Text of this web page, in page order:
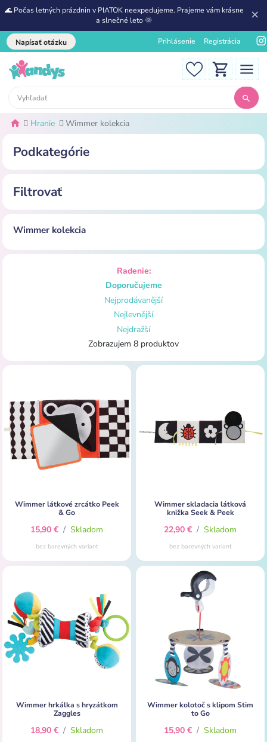
🌊 Počas letných prázdnin v PIATOK neexpedujeme. Prajeme vám krásne
a slnečné leto 🌞
Napísať otázku Prihlásenie Registrácia
Hranie Wimmer kolekcia
Podkategórie
Filtrovať
Wimmer kolekcia
Radenie:
Doporučujeme
Nejprodávanější
Nejlevnější
Nejdražší
Zobrazujem 8 produktov
Wimmer látkové zrcátko Peek
& Go
15,90 € / Skladom
bez barevných variant
Wimmer skladacia látková
knižka Seek & Peek
22,90 € / Skladom
bez barevných variant
Wimmer hrkálka s hryzátkom
Zaggles
18,90 € / Skladom
Wimmer kolotoč s klipom Stim
to Go
15,90 € / Skladom